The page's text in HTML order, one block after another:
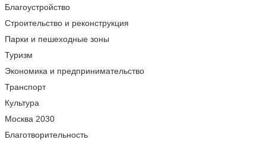
Благоустройство
Строительство и реконструкция
Парки и пешеходные зоны
Туризм
Экономика и предпринимательство
Транспорт
Культура
Москва 2030
Благотворительность